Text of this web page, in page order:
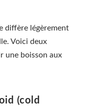
diffère légèrement
Voici deux
une boisson aux
(cold